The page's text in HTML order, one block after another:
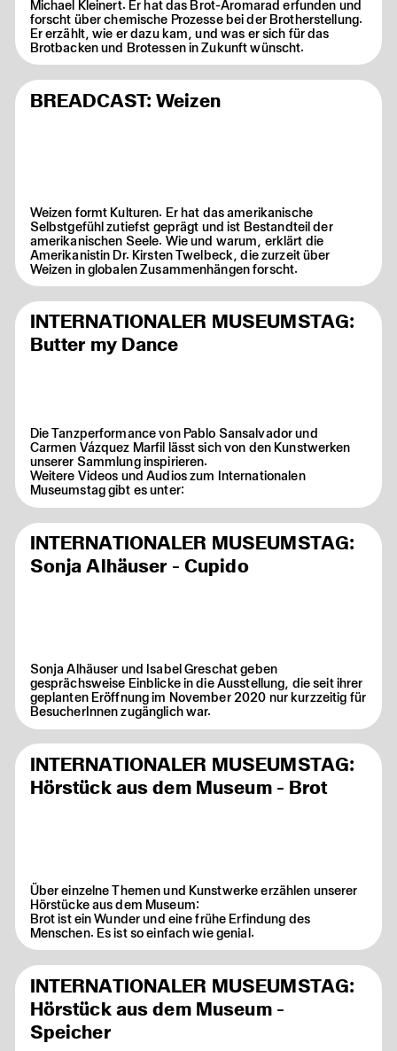
Michael Kleinert. Er hat das Brot-Aromarad erfunden und
forscht über chemische Prozesse bei der Brotherstellung.
Er erzählt, wie er dazu kam, und was er sich für das
Brotbacken und Brotessen in Zukunft wünscht.
BREADCAST: Weizen
Weizen formt Kulturen. Er hat das amerikanische
Selbstgefühl zutiefst geprägt und ist Bestandteil der
amerikanischen Seele. Wie und warum, erklärt die
Amerikanistin Dr. Kirsten Twelbeck, die zurzeit über
Weizen in globalen Zusammenhängen forscht.
INTERNATIONALER MUSEUMSTAG:
Butter my Dance
Die Tanzperformance von Pablo Sansalvador und
Carmen Vázquez Marfil lässt sich von den Kunstwerken
unserer Sammlung inspirieren.
Weitere Videos und Audios zum Internationalen
Museumstag gibt es unter:
INTERNATIONALER MUSEUMSTAG:
Sonja Alhäuser - Cupido
Sonja Alhäuser und Isabel Greschat geben
gesprächsweise Einblicke in die Ausstellung, die seit ihrer
geplanten Eröffnung im November 2020 nur kurzzeitig für
BesucherInnen zugänglich war.
INTERNATIONALER MUSEUMSTAG:
Hörstück aus dem Museum - Brot
Über einzelne Themen und Kunstwerke erzählen unserer
Hörstücke aus dem Museum:
Brot ist ein Wunder und eine frühe Erfindung des
Menschen. Es ist so einfach wie genial.
INTERNATIONALER MUSEUMSTAG:
Hörstück aus dem Museum -
Speicher